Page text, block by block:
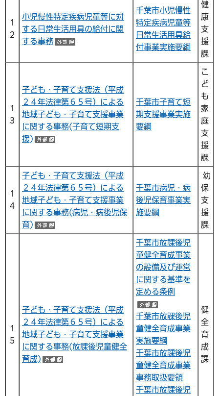
１
２
小児慢性特定疾病児童等に対
する日常生活用具の給付に関
する事務
（外部サイトへリンク）
千葉市小児慢性
特定疾病児童等
日常生活用具給
付事業実施要綱
健
康
支
援
課
１
３
子ども・子育て支援法（平成
２４年法律第６５号）による
地域子ども・子育て支援事業
に関する事務(子育て短期支
援)
千葉市子育て短
期支援事業実施
要綱
こ
ど
も
家
庭
支
援
課
１
４
子ども・子育て支援法（平成
２４年法律第６５号）による
地域子ども・子育て支援事業
に関する事務(病児・病後児保
育)
千葉市病児・病
後児保育事業実
施要綱
幼
保
支
援
課
１
５
子ども・子育て支援法（平成
２４年法律第６５号）による
地域子ども・子育て支援事業
に関する事務(放課後児童健全
育成)
（外部サイトへリンク）
千葉市放課後児
童健全育成事業
の設備及び運営
に関する基準を
定める条例
（外部サイトへ
千葉市放課後児
童健全育成事業
実施要綱
千葉市放課後児
童健全育成事業
事務取扱要領
千葉市放課後児
健
全
育
成
課